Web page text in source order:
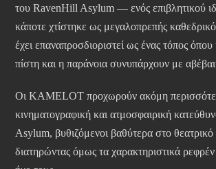
του RavenHill Asylum — ενός επιβλητικού
κάποτε χτίστηκε ως μεγαλοπρεπής
έχει επαναπροσδιοριστεί ως ένας τόπος
πίστη και η παράνοια συνυπάρχουν με
Οι KAMELOT προχωρούν ακόμη
κινηματογραφική και ατμοσφαιρική
Asylum, βυθιζόμενοι βαθύτερα στο θεατρικό
διατηρώντας όμως τα χαρακτηριστικά